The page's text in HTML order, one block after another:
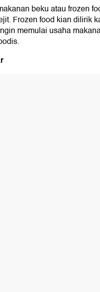
beku atau frozen
Frozen food kian dilirik
memulai usaha